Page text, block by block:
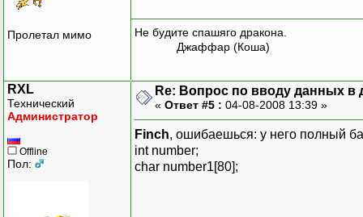
l=1;
}
}
printf("Result:");
for(i=counter-1;
printf("%d
r=32*counter;
printf("\n");
printf("Razmer
Пролетал мимо
Не будите спашяго дракона.
Джаффар (Коша)
RXL
Технический
Администратор
Offline
Пол:
Re: Вопрос по вводу данных в
« Ответ #5 : 04-08-2008 13:39 »
Finch, ошибаешься: у него полный
int number;
char number1[80];